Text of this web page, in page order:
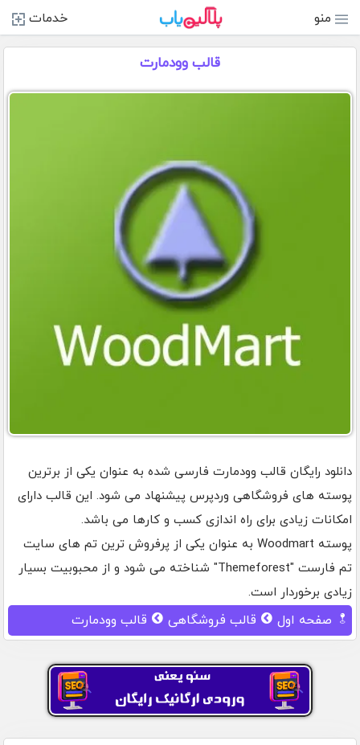
منو خدمات
قالب وودمارت
دانلود رایگان قالب وودمارت فارسی شده به عنوان یکی از برترین
پوسته های فروشگاهی وردپرس پیشنهاد می شود. این قالب دارای
امکانات زیادی برای راه اندازی کسب و کارها می باشد.
پوسته Woodmart به عنوان یکی از پرفروش ترین تم های سایت
تم فارست "Themeforest" شناخته می شود و از محبوبیت بسیار
زیادی برخوردار است.
صفحه اول قالب فروشگاهی قالب وودمارت